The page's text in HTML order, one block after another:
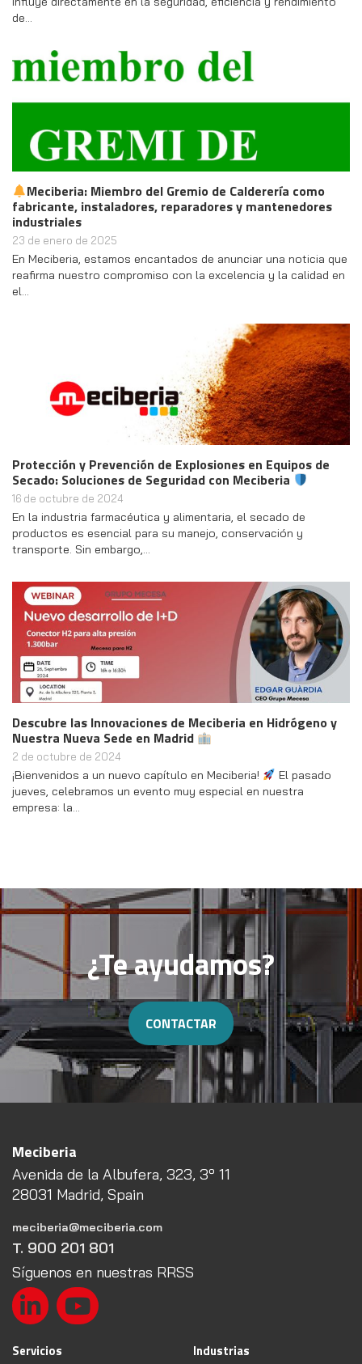
de…
Meciberia: Miembro del Gremio de Calderería como
fabricante, instaladores, reparadores y mantenedores
industriales
23 de enero de 2025
En Meciberia, estamos encantados de anunciar una noticia que
reafirma nuestro compromiso con la excelencia y la calidad en
el…
Protección y Prevención de Explosiones en Equipos de
Secado: Soluciones de Seguridad con Meciberia
16 de octubre de 2024
En la industria farmacéutica y alimentaria, el secado de
productos es esencial para su manejo, conservación y
transporte. Sin embargo,…
Descubre las Innovaciones de Meciberia en Hidrógeno y
Nuestra Nueva Sede en Madrid
2 de octubre de 2024
¡Bienvenidos a un nuevo capítulo en Meciberia!
El pasado
jueves, celebramos un evento muy especial en nuestra
empresa: la…
¿Te ayudamos?
CONTACTAR
Meciberia
Avenida de la Albufera, 323, 3º 11
28031 Madrid, Spain
meciberia@meciberia.com
T. 900 201 801
Síguenos en nuestras RRSS
Servicios Industrias